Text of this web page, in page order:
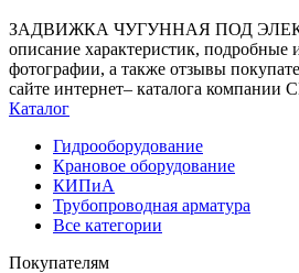
ЗАДВИЖКА ЧУГУННАЯ ПОД
описание характеристик, подробные
фотографии, а также отзывы
сайте интернет– каталога
Каталог
Гидрооборудование
Крановое оборудование
КИПиА
Трубопроводная арматура
Все категории
Покупателям